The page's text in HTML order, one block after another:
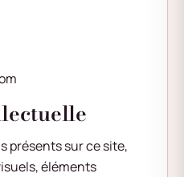
présents sur ce site,
éléments